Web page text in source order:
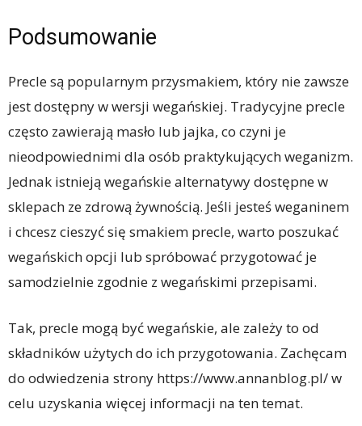
Podsumowanie
Precle są popularnym przysmakiem, który nie zawsze
jest dostępny w wersji wegańskiej. Tradycyjne precle
często zawierają masło lub jajka, co czyni je
nieodpowiednimi dla osób praktykujących weganizm.
Jednak istnieją wegańskie alternatywy dostępne w
sklepach ze zdrową żywnością. Jeśli jesteś weganinem
i chcesz cieszyć się smakiem precle, warto poszukać
wegańskich opcji lub spróbować przygotować je
samodzielnie zgodnie z wegańskimi przepisami.
Tak, precle mogą być wegańskie, ale zależy to od
składników użytych do ich przygotowania. Zachęcam
do odwiedzenia strony https://www.annanblog.pl/ w
celu uzyskania więcej informacji na ten temat.